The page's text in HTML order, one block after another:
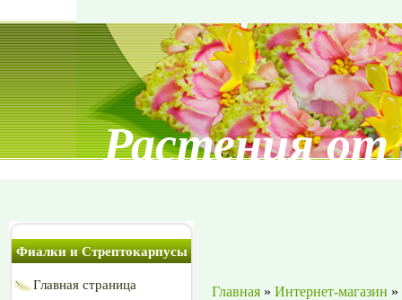
Растения
Фиалки и Стрептокарпусы
Главная страница
Главная » Интернет-магазин »